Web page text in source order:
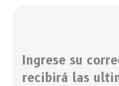
Ingrese su
recibirá las